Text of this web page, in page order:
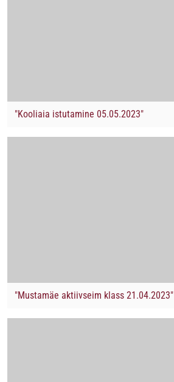
"Kooliaia istutamine 05.05.2023"
"Mustamäe aktiivseim klass 21.04.2023"